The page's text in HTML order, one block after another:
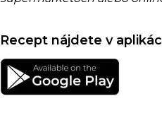
Recept nájdete v